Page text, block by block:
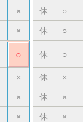
× 休 ○
× 休 ○
○ 休 ○
× 休 ×
× 休 ×
× 休 ×